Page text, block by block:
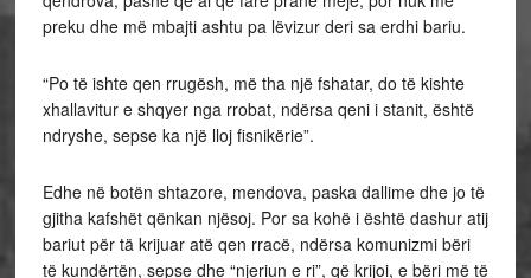
preku dhe më mbajti ashtu pa lëvizur deri sa erdhi bariu.
“Po të ishte qen rrugësh, më tha një fshatar, do të kishte
xhallavitur e shqyer nga rrobat, ndërsa qeni i stanit, është
ndryshe, sepse ka një lloj fisnikërie”.
Edhe në botën shtazore, mendova, paska dallime dhe jo të
gjitha kafshët qënkan njësoj. Por sa kohë i është dashur atij
bariut për tä krijuar atë qen rracë, ndërsa komunizmi bëri
të kundërtën, sepse dhe “njeriun e ri”, që krijoi, e bëri më të